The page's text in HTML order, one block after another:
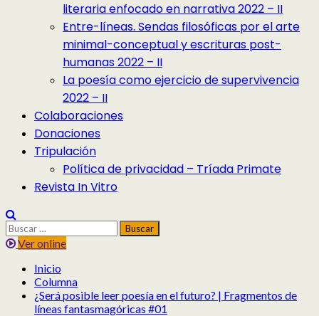
literaria enfocado en narrativa 2022 – II
Entre-líneas. Sendas filosóficas por el arte
minimal-conceptual y escrituras post-
humanas 2022 – II
La poesía como ejercicio de supervivencia
2022 – II
Colaboraciones
Donaciones
Tripulación
Política de privacidad – Tríada Primate
Revista In Vitro
Buscar:
Ver online
Inicio
Columna
¿Será posible leer poesía en el futuro? | Fragmentos de
líneas fantasmagóricas #01